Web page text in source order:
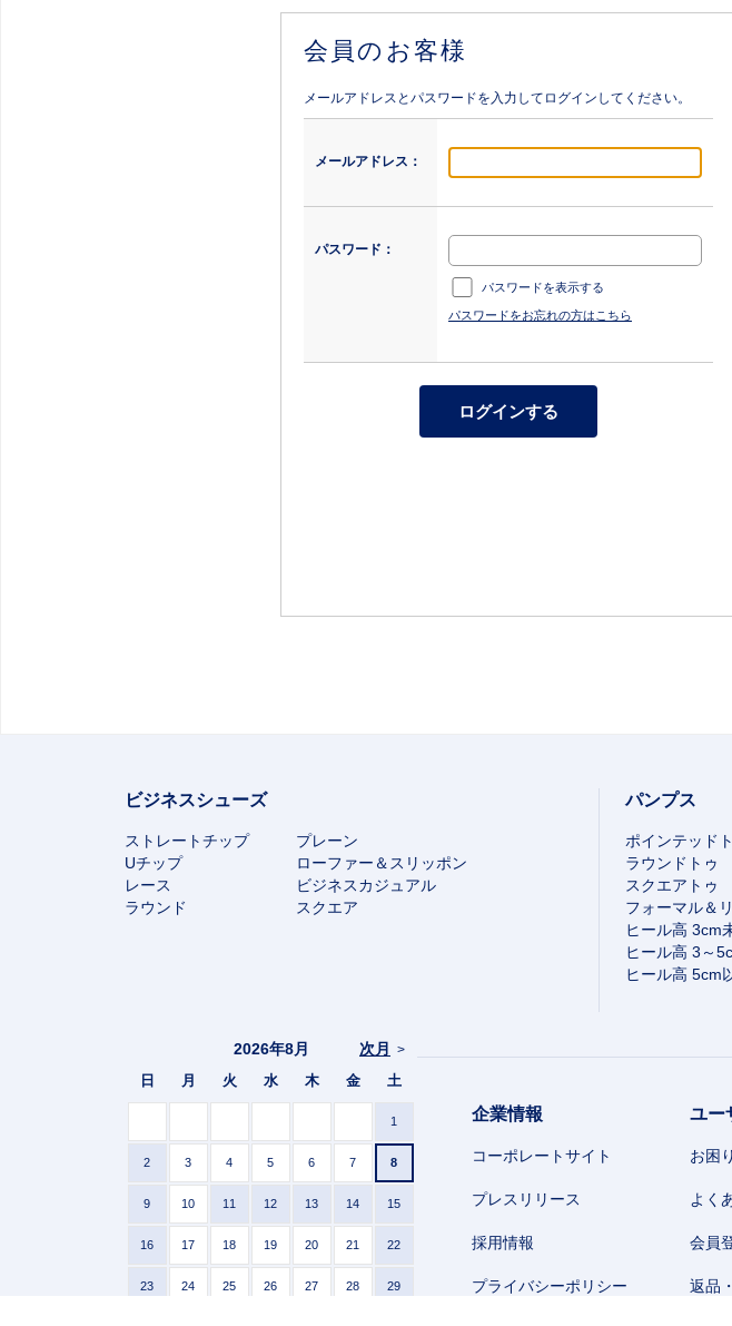
会員のお客様
メールアドレスとパスワードを入力してログインしてください。
メールアドレス：
パスワード：
パスワードを表示する
パスワードをお忘れの方はこちら
ビジネスシューズ
ストレートチップ
プレーン
Uチップ
ローファー＆スリッポン
レース
ビジネスカジュアル
ラウンド
スクエア
パンプス
ポインテッド
ラウンドトゥ
スクエアトゥ
フォーマル＆
ヒール高 3cm
ヒール高 3～
ヒール高 5cm
次月 >
2026年8月
日 月 火 水 木 金 土
1
2 3 4 5 6 7 8
9 10 11 12 13 14 15
16 17 18 19 20 21 22
23 24 25 26 27 28 29
企業情報
コーポレートサイト
プレスリリース
採用情報
プライバシーポリシー
ユー
お困
よく
会員
返品